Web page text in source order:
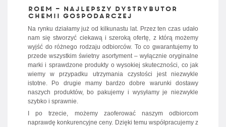
Roem – najlepszy dystrybutor
chemii gospodarczej
Na rynku działamy już od kilkunastu lat. Przez ten czas udało
nam się stworzyć ciekawą i szeroką ofertę, z którą możemy
wyjść do różnego rodzaju odbiorców. To co gwarantujemy to
przede wszystkim świetny asortyment – wyłącznie oryginalne
marki i sprawdzone produkty o wysokiej skuteczności, co jak
wiemy w przypadku utrzymania czystości jest niezwykle
istotne. Po drugie mamy bardzo dobre warunki dostawy
naszych produktów, bo pakujemy i wysyłamy je niezwykle
szybko i sprawnie.
I po trzecie, możemy zaoferować naszym odbiorcom
naprawdę konkurencyjne ceny. Dzięki temu współpracujemy z